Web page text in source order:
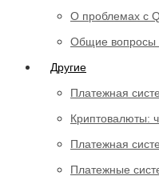
О проблемах с
Общие вопросы
Другие
Платежная
Криптовалюты:
Платежная
Платежные